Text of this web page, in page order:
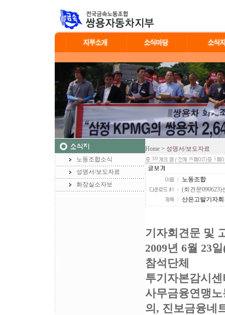
노동조합소식
성명서/보도자료
화장실소자보
Home > 성명서/보도자료
320 16 5
노동조합
(회견문090623)
산은고발기자
기자회견문 및
2009년 6월 23
참석단체
투기자본감시
사무금융연맹
의, 진보금융네